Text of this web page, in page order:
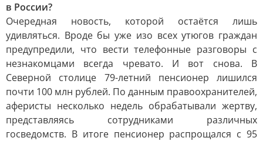
в России?
Очередная новость, которой остаётся лишь
удивляться. Вроде бы уже изо всех утюгов граждан
предупредили, что вести телефонные разговоры с
незнакомцами всегда чревато. И вот снова. В
Северной столице 79-летний пенсионер лишился
почти 100 млн рублей. По данным правоохранителей,
аферисты несколько недель обрабатывали жертву,
представляясь сотрудниками различных
госведомств. В итоге пенсионер распрощался с 95